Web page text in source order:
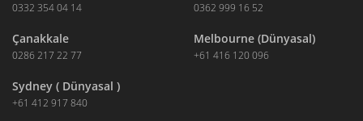
0332 354 04 14 0362 999 16 52
Çanakkale
0286 217 22 77
Melbourne (Dünyasal)
+61 416 120 096
Sydney ( Dünyasal )
+61 412 917 840